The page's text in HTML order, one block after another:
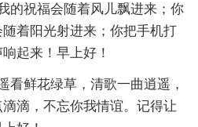
的祝福会随着风儿飘进来；你
着阳光射进来；你把手机打
起来！早上好！
看鲜花绿草，清歌一曲逍遥，
滴，不忘你我情谊。记得让